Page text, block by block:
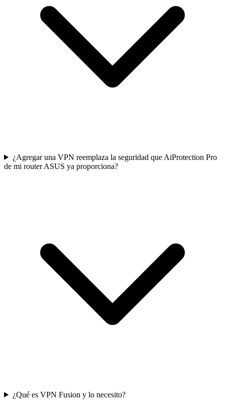
¿Agregar una VPN reemplaza la seguridad que AiProtection Pro
de mi router ASUS ya proporciona?
¿Qué es VPN Fusion y lo necesito?